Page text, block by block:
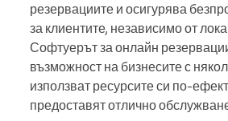
резервациите и осигурява
за клиентите, независимо от
Софтуерът за онлайн
възможност на бизнесите с
използват ресурсите си по-
предоставят отлично